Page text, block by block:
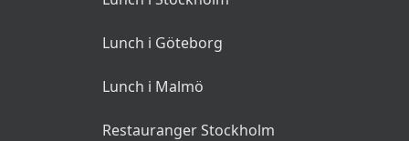
Lunch i Göteborg
Lunch i Malmö
Restauranger Stockholm